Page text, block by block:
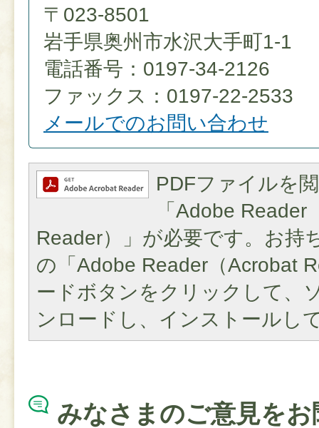
〒023-8501
岩手県奥州市水沢大手町1-1
電話番号：0197-34-2126
ファックス：0197-22-2533
メールでのお問い合わせ
PDFファイルを
「Adobe Reader
Reader）」が必要です。お持
の「Adobe Reader（Acrobat
ードボタンをクリックして、
ンロードし、インストールし
みなさまのご意見を